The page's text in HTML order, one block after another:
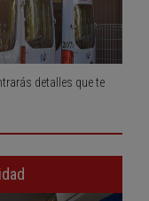
detalles que te